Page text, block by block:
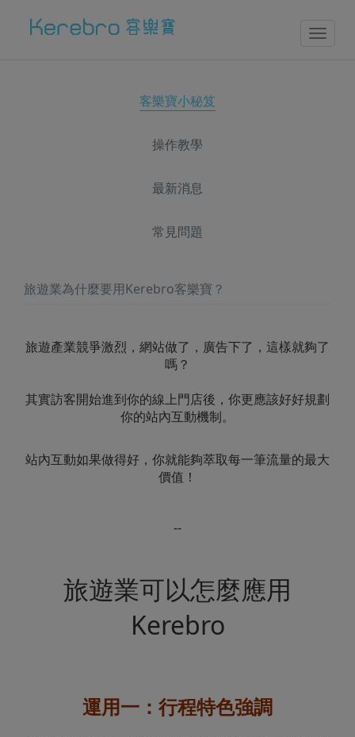
客樂寶小秘笈
操作教學
最新消息
常見問題
旅遊業為什麼要用Kerebro客樂寶？
旅遊產業競爭激烈，網站做了，廣告下了，這樣就夠了
嗎？
其實訪客開始進到你的線上門店後，你更應該好好規劃
你的站內互動機制。
站內互動如果做得好，你就能夠萃取每一筆流量的最大
價值！
--
旅遊業可以怎麼應用
Kerebro
運用一：行程特色強調